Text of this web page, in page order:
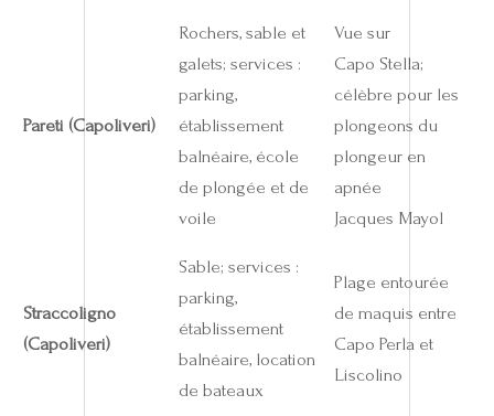
Pareti (Capoliveri)
Rochers, sable et
galets; services :
parking,
établissement
balnéaire, école
de plongée et de
voile
Vue sur
Capo Stella;
célèbre pour les
plongeons du
plongeur en
apnée
Jacques Mayol
Straccoligno
(Capoliveri)
Sable; services :
parking,
établissement
balnéaire, location
de bateaux
Plage entourée
de maquis entre
Capo Perla et
Liscolino